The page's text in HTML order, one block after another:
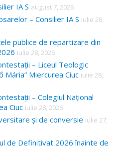
IA S august 7, 2026
– Consilier IA S iulie 28,
publice de repartizare din
iulie 28, 2026
– Liceul Teologic
Mária” Miercurea Ciuc iulie 28,
– Colegiul Național
Ciuc iulie 28, 2026
și de conversie iulie 27,
de Definitivat 2026 înainte de